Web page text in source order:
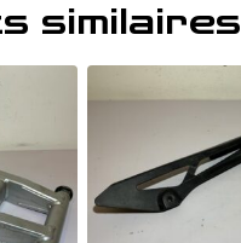
similaires